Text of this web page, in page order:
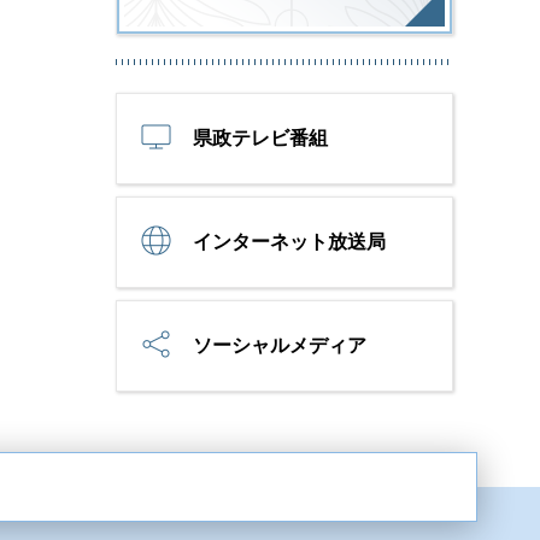
県政テレビ番組
インターネット放送局
ソーシャルメディア